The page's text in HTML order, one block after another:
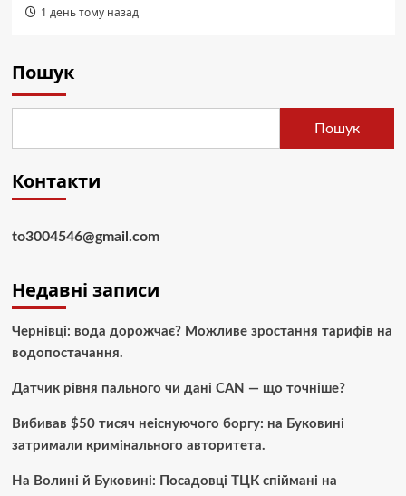
1 день тому назад
Пошук
Пошук
Контакти
to3004546@gmail.com
Недавні записи
Чернівці: вода дорожчає? Можливе зростання тарифів на
водопостачання.
Датчик рівня пального чи дані CAN — що точніше?
Вибивав $50 тисяч неіснуючого боргу: на Буковині
затримали кримінального авторитета.
На Волині й Буковині: Посадовці ТЦК спіймані на